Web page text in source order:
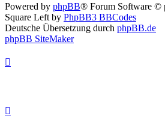
Powered by phpBB® Forum Software ©
Square Left by PhpBB3 BBCodes
Deutsche Übersetzung durch phpBB.de
phpBB SiteMaker